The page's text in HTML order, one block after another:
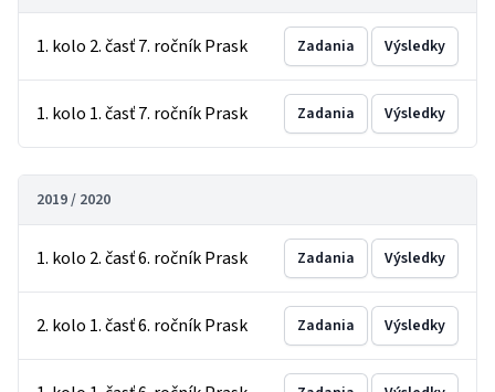
1. kolo 2. časť 7. ročník Prask Zadania Výsledky
1. kolo 1. časť 7. ročník Prask Zadania Výsledky
2019 / 2020
1. kolo 2. časť 6. ročník Prask Zadania Výsledky
2. kolo 1. časť 6. ročník Prask Zadania Výsledky